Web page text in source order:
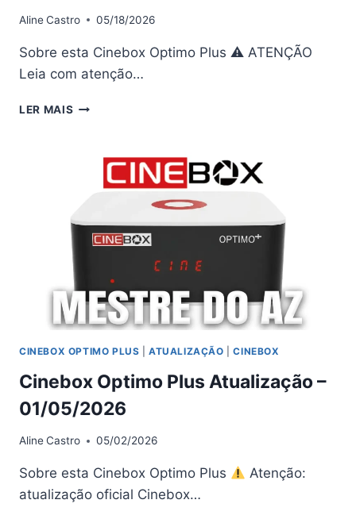
AlineCastro 05/18/2026
Sobre esta Cinebox Optimo Plus ⚠ ATENÇÃO
Leia com atenção…
LER MAIS CINEBOX
ATUALIZAÇÃO
CINEBOX OPTIMO PLUS |ATUALIZAÇÃO |CINEBOX
Cinebox Optimo Plus Atualização –
01/05/2026
AlineCastro 05/02/2026
Sobre esta Cinebox Optimo Plus
Atenção:
atualização oficial Cinebox…